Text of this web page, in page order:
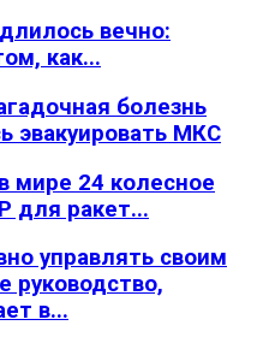
вечно:
как...
болезнь
эвакуировать МКС
мире 24 колесное
для ракет...
управлять своим
руководство,
в...